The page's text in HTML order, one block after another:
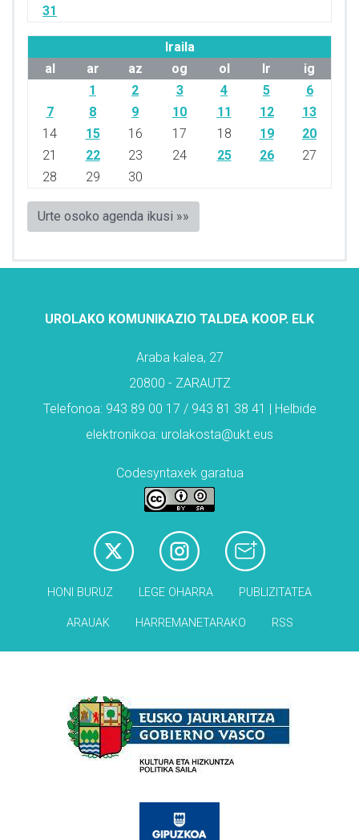
31
Iraila
al
ar az og ol lr
ig
1
2 3 4 5
6
7
8 9 10 11 12
13
14
15 16 17 18 19
20
21
22 23 24 25 26
27
28
29 30
Urte osoko agenda ikusi »»
UROLAKO KOMUNIKAZIO TALDEA KOOP. ELK
Araba kalea, 27
20800 - ZARAUTZ
Telefonoa: 943 89 00 17 / 943 81 38 41 | Helbide
elektronikoa: urolakosta@ukt.eus
Codesyntaxek garatua
HONI BURUZ LEGE OHARRA PUBLIZITATEA
ARAUAK HARREMANETARAKO RSS